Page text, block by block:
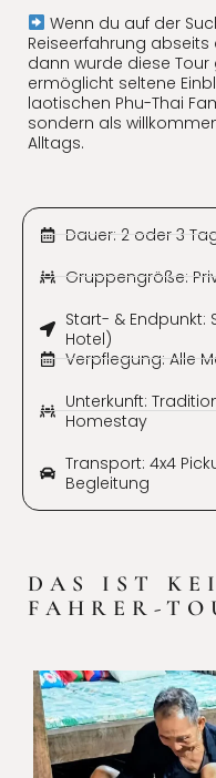
Wenn du auf der
Reiseerfahrung
dann wurde diese Tour
ermöglicht seltene
laotischen Phu-Thai
sondern als
Alltags.
Dauer: 2 oder 3
Gruppengröße:
Start- &
Hotel)
Verpflegung: Alle
Unterkunft:
Homestay
Transport: 4x4
Begleitung
DAS IST
FAHRER-